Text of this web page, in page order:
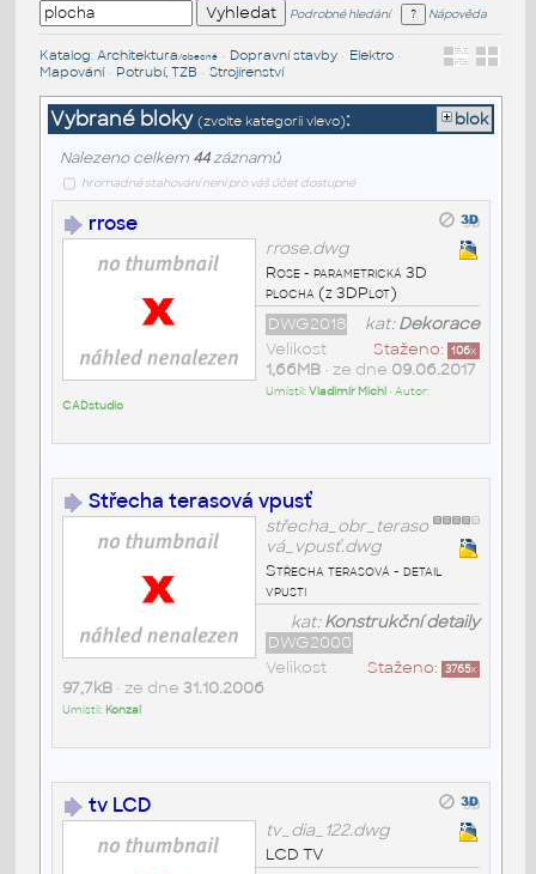
Podrobné hledání Nápověda
Katalog: Architektura/obecné• Dopravní stavby• Elektro•
Mapování• Potrubí, TZB • Strojírenství
Vybrané bloky (zvolte kategorii vlevo): blok
Nalezeno celkem 44záznamů
hromadné stahování není pro váš účet dostupné
rrose
rrose.dwg
Rose - parametrická 3D
plocha (z 3DPlot)
kat:Dekorace
DWG2018
Staženo: 106x
Velikost
1,66MB• ze dne 09.06.2017
Umístil:Vladimír Michl • Autor:
CADstudio
Střecha terasová vpusť
střecha_obr_teraso
vá_vpusť.dwg
Střecha terasová - detail
vpusti
kat:Konstrukční detaily
DWG2000
Staženo: 3765x
Velikost
97,7kB• ze dne 31.10.2006
Umístil: Konzal
tv LCD
tv_dia_122.dwg
LCD TV